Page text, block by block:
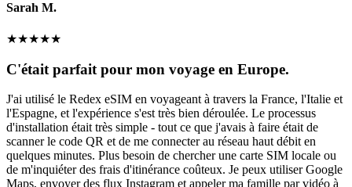
Sarah M.
★★★★★
C'était parfait pour mon voyage en Europe.
J'ai utilisé le Redex eSIM en voyageant à travers la France, l'Italie et
l'Espagne, et l'expérience s'est très bien déroulée. Le processus
d'installation était très simple - tout ce que j'avais à faire était de
scanner le code QR et de me connecter au réseau haut débit en
quelques minutes. Plus besoin de chercher une carte SIM locale ou
de m'inquiéter des frais d'itinérance coûteux. Je peux utiliser Google
Maps, envoyer des flux Instagram et appeler ma famille par vidéo à